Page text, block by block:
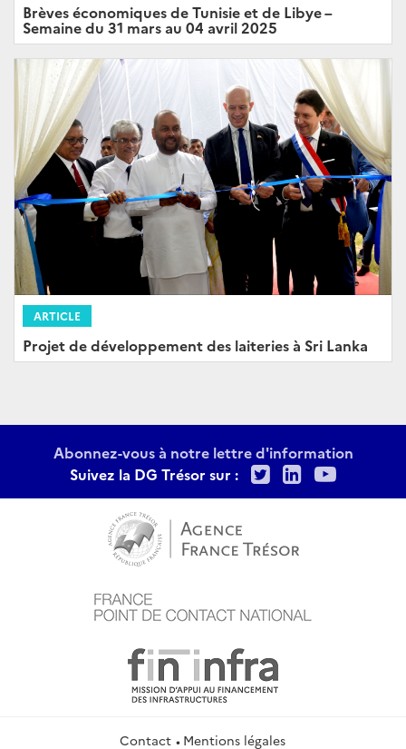
Brèves économiques de Tunisie et de Libye –
Semaine du 31 mars au 04 avril 2025
ARTICLE
Projet de développement des laiteries à Sri Lanka
Abonnez-vous à notre lettre d'information
Suivez la DG Trésor sur :
TwitterLinkedIn
Contact Mentions légales